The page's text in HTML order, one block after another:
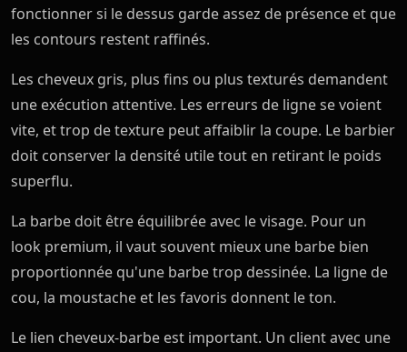
fonctionner si le dessus garde assez de présence et que
les contours restent raffinés.
Les cheveux gris, plus fins ou plus texturés demandent
une exécution attentive. Les erreurs de ligne se voient
vite, et trop de texture peut affaiblir la coupe. Le barbier
doit conserver la densité utile tout en retirant le poids
superflu.
La barbe doit être équilibrée avec le visage. Pour un
look premium, il vaut souvent mieux une barbe bien
proportionnée qu'une barbe trop dessinée. La ligne de
cou, la moustache et les favoris donnent le ton.
Le lien cheveux-barbe est important. Un client avec une